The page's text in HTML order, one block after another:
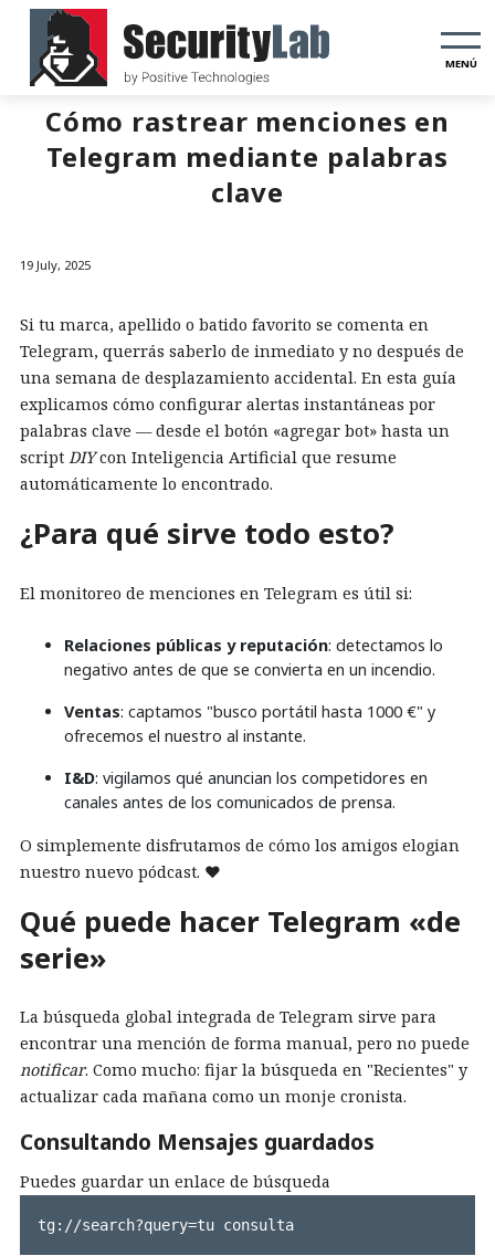
MENÚ
Cómo rastrear menciones en
Telegram mediante palabras
clave
19 July, 2025
Si tu marca, apellido o batido favorito se comenta en
Telegram, querrás saberlo de inmediato y no después de
una semana de desplazamiento accidental. En esta guía
explicamos cómo configurar alertas instantáneas por
palabras clave — desde el botón «agregar bot» hasta un
script DIYcon Inteligencia Artificial que resume
automáticamente lo encontrado.
¿Para qué sirve todo esto?
El monitoreo de menciones en Telegram es útil si:
Relaciones públicas y reputación: detectamos lo
negativo antes de que se convierta en un incendio.
Ventas: captamos "busco portátil hasta 1000 €" y
ofrecemos el nuestro al instante.
I&D: vigilamos qué anuncian los competidores en
canales antes de los comunicados de prensa.
O simplemente disfrutamos de cómo los amigos elogian
nuestro nuevo pódcast. ❤️
Qué puede hacer Telegram «de
serie»
La búsqueda global integrada de Telegram sirve para
encontrar una mención de forma manual, pero no puede
notificar. Como mucho: fijar la búsqueda en "Recientes" y
actualizar cada mañana como un monje cronista.
Consultando Mensajes guardados
Puedes guardar un enlace de búsqueda
tg://search?query=tu consulta